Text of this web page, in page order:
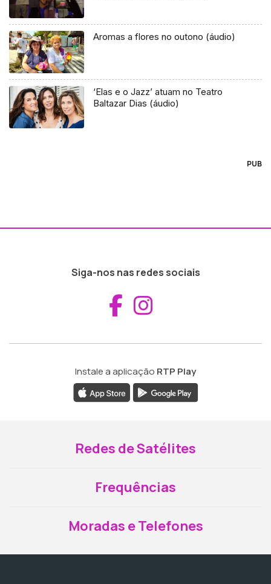
Aromas a flores no outono (áudio)
‘Elas e o Jazz’ atuam no Teatro
Baltazar Dias (áudio)
PUB
Siga-nos nas redes sociais
Aceder ao
Instale a aplicação RTP Play
Redes de Satélites
Frequências
Moradas e Telefones